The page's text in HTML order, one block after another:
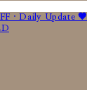
· Daily Update 🤎